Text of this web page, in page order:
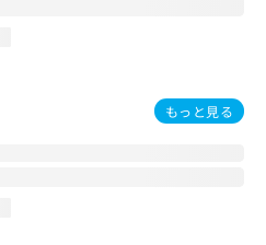
もっと見る